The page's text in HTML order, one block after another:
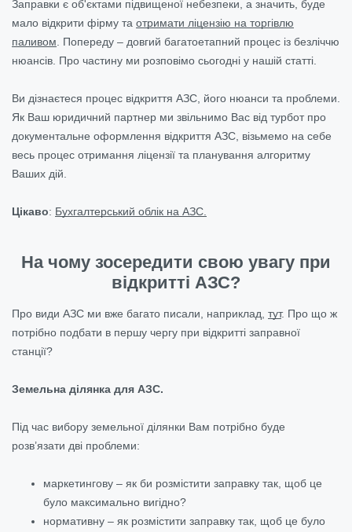
Заправки є об'єктами підвищеної небезпеки, а значить, буде
мало відкрити фірму та отримати ліцензію на торгівлю
паливом . Попереду – довгий багатоетапний процес із безліччю
нюансів. Про частину ми розповімо сьогодні у нашій статті.
Ви дізнаєтеся процес відкриття АЗС, його нюанси та проблеми.
Як Ваш юридичний партнер ми звільнимо Вас від турбот про
документальне оформлення відкриття АЗС, візьмемо на себе
весь процес отримання ліцензії та планування алгоритму
Ваших дій.
Цікаво: Бухгалтерський облік на АЗС.
На чому зосередити свою увагу при
відкритті АЗС?
Про види АЗС ми вже багато писали, наприклад, тут. Про що ж
потрібно подбати в першу чергу при відкритті заправної
станції?
Земельна ділянка для АЗС.
Під час вибору земельної ділянки Вам потрібно буде
розв’язати дві проблеми:
маркетингову – як би розмістити заправку так, щоб це
було максимально вигідно?
нормативну – як розмістити заправку так, щоб це було